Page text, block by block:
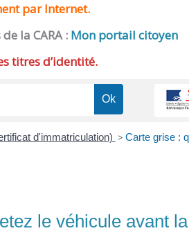
par Internet.
la CARA : Mon portail citoyen
titres d’identité.
d'immatriculation) > Carte grise :
le véhicule avant